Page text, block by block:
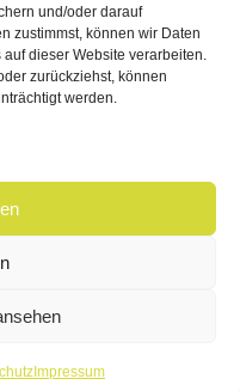
und/oder darauf
zustimmst, können wir Daten
dieser Website verarbeiten.
zurückziehst, können
werden.
Impressum